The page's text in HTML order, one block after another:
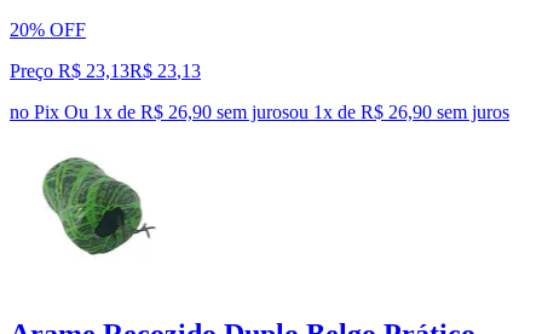
20% OFF
Preço R$ 23,13R$ 23,13
no Pix Ou 1x de R$ 26,90 sem jurosou 1x de R$ 26,90 sem juros